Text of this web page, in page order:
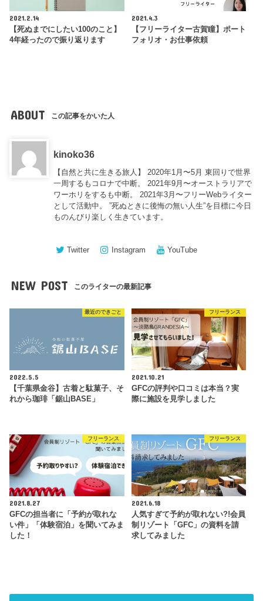
2021.2.14
【死ぬまでにしたい100のこと】
4年経ったので振り返ります
2021.4.3
【フリーライター古賀瞳】ポート
フォリオ・お仕事依頼
ABOUT この記事をかいた人
kinoko36
【自然と共に生きる旅人】 2020年1月〜5月 東回りで世界
一周するもコロナで中断。 2021年9月〜オーストラリアで
ワーホリをするも中断。 2021年3月〜フリーWebライター
として活動中。 ”死ぬときに後悔の無い人生”を目標に今日
ものんびり楽しく生きています。
Twitter Instagram YouTube
NEW POST このライターの最新記事
最近のできごと
2022.5.5
【千葉県金谷】古着と駄菓子、そ
れから珈琲「鋸山BASE」
フリーランス
2021.10.21
GFCの評判や口コミは本当？実
際に施設を見学しました
フリーランス
2021.8.27
GFCの担当者に「予約が取れな
い件」「体験宿泊」を聞いてみま
した！
フリーランス
2021.6.18
人気すぎて予約が取れない?!会員
制リゾート「GFC」の資料を請
求してみました